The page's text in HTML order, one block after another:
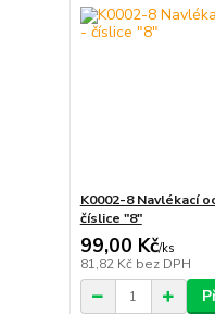
K0002-8 Navlékací
číslice "8"
99,00 Kč/ks
81,82 Kč bez DPH